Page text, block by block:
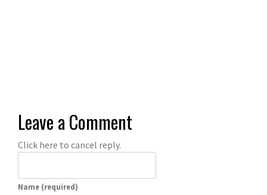
Leave a Comment
Click here to cancel reply.
Name (required)